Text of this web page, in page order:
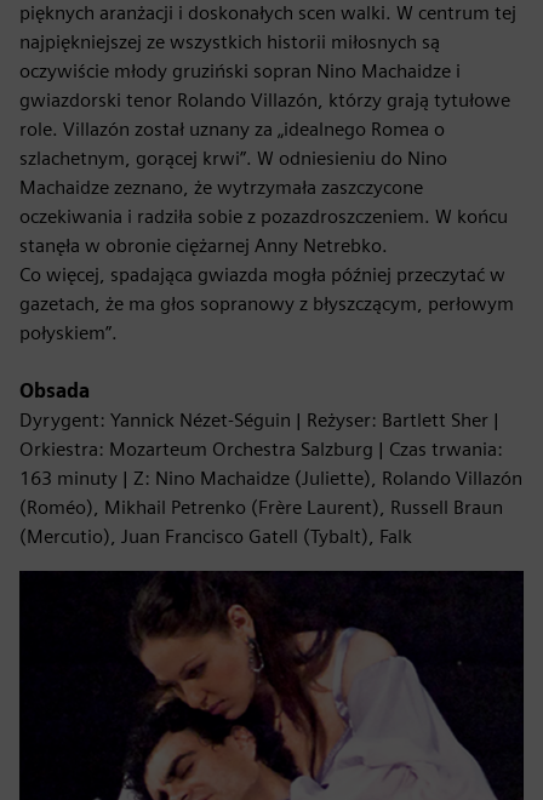
pięknych aranżacji i doskonałych scen walki. W centrum tej
najpiękniejszej ze wszystkich historii miłosnych są
oczywiście młody gruziński sopran Nino Machaidze i
gwiazdorski tenor Rolando Villazón, którzy grają tytułowe
role. Villazón został uznany za „idealnego Romea o
szlachetnym, gorącej krwi”. W odniesieniu do Nino
Machaidze zeznano, że wytrzymała zaszczycone
oczekiwania i radziła sobie z pozazdroszczeniem. W końcu
stanęła w obronie ciężarnej Anny Netrebko.
Co więcej, spadająca gwiazda mogła później przeczytać w
gazetach, że ma głos sopranowy z błyszczącym, perłowym
połyskiem”.
Obsada
Dyrygent: Yannick Nézet-Séguin | Reżyser: Bartlett Sher |
Orkiestra: Mozarteum Orchestra Salzburg | Czas trwania:
163 minuty | Z: Nino Machaidze (Juliette), Rolando Villazón
(Roméo), Mikhail Petrenko (Frère Laurent), Russell Braun
(Mercutio), Juan Francisco Gatell (Tybalt), Falk